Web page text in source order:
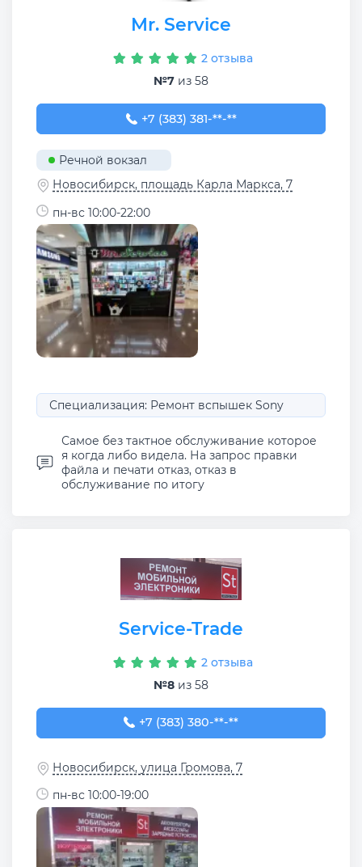
Mr. Service
2 отзыва
№7 из 58
+7 (383) 381-75-81
+7 (383) 381-**-**
Речной вокзал
Новосибирск, площадь Карла Маркса, 7
пн-вс 10:00-22:00
Специализация: Ремонт вспышек Sony
Самое без тактное обслуживание которое
я когда либо видела. На запрос правки
файла и печати отказ, отказ в
обслуживание по итогу
Service-Trade
2 отзыва
№8 из 58
+7 (383) 380-15-74
+7 (383) 380-**-**
Новосибирск, улица Громова, 7
пн-вс 10:00-19:00